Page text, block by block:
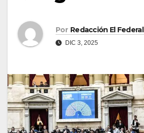
Por Redacción El Federal
DIC 3, 2025